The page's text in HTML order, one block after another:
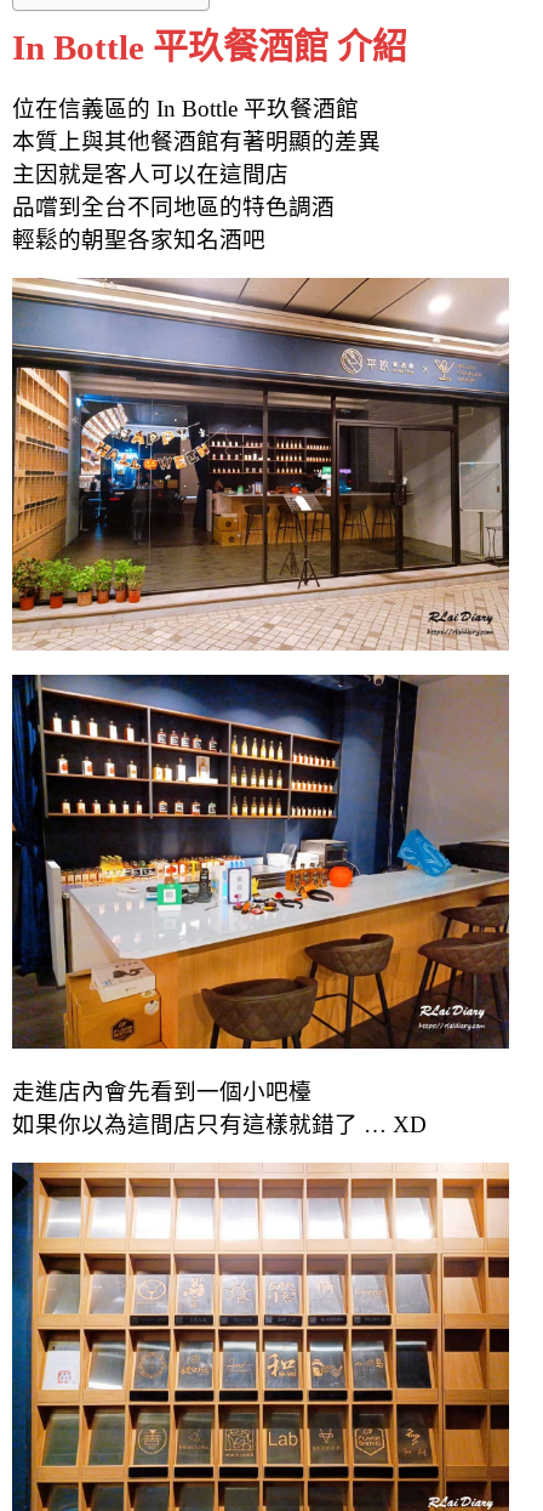
In Bottle 平玖餐酒館 介紹
位在信義區的 In Bottle 平玖餐酒館
本質上與其他餐酒館有著明顯的差異
主因就是客人可以在這間店
品嚐到全台不同地區的特色調酒
輕鬆的朝聖各家知名酒吧
走進店內會先看到一個小吧檯
如果你以為這間店只有這樣就錯了 … XD